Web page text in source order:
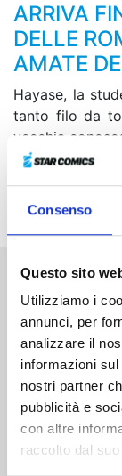
Consenso
Questo sito
Utilizziamo i
annunci, per
analizzare il
informazioni
nostri partner
pubblicità e
con altre
raccolto dal
ARRIVA
DELLE
AMATE
Hayase, la
tanto filo da
vecchia
nei suoi
con Shikimori
Altri